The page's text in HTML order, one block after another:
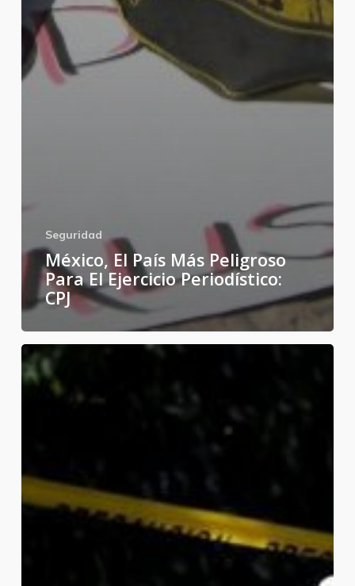
Seguridad
México, El País Más Peligroso
Para El Ejercicio Periodístico:
CPJ
México
ocupa
de
los